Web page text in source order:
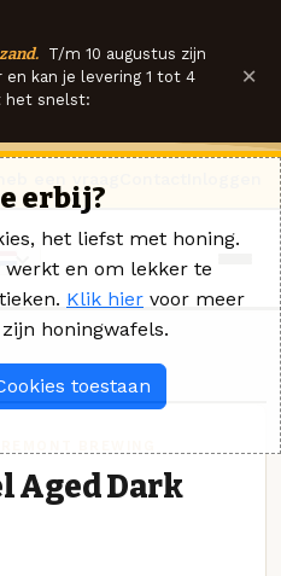
T/m 10 augustus zijn
kan je levering 1 tot 4
het snelst:
×
Aged Dark
erbij?
het liefst met honing.
en om lekker te
Klik hier voor meer
honingwafels.
toestaan